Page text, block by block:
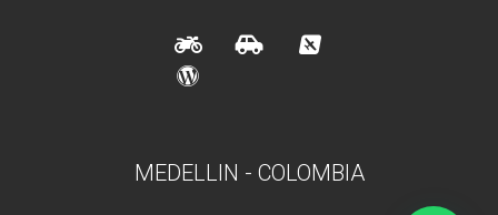
MEDELLIN - COLOMBIA